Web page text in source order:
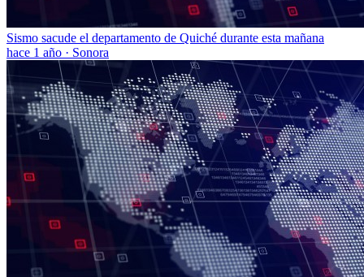
Sismo sacude el departamento de Quiché durante esta mañana
hace 1 año · Sonora